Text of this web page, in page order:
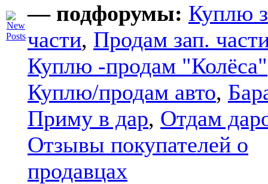
— подфорумы: Куплю
части, Продам зап.
Куплю -продам "Колёса"
Куплю/продам авто,
Приму в дар, Отдам
Отзывы покупателей о
продавцах